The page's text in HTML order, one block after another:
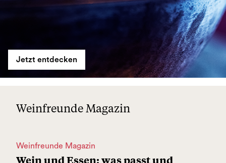
Jetzt entdecken
Weinfreunde Magazin
Weinfreunde Magazin
Wein und Essen: was passt und